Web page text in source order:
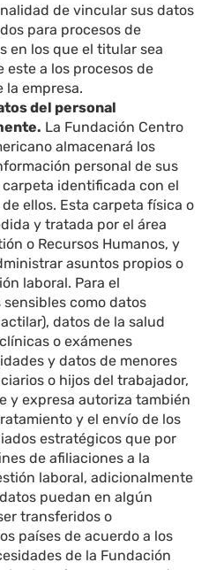
de vincular sus datos
para procesos de
en los que el titular sea
a los procesos de
la empresa.
del personal
La Fundación Centro
almacenará los
personal de sus
identificada con el
ellos. Esta carpeta física o
y tratada por el área
o Recursos Humanos, y
asuntos propios o
laboral. Para el
como datos
datos de la salud
o exámenes
y datos de menores
o hijos del trabajador,
y expresa autoriza también
y el envío de los
estratégicos que por
de afiliaciones a la
laboral, adicionalmente
puedan en algún
transferidos o
países de acuerdo a los
de la Fundación